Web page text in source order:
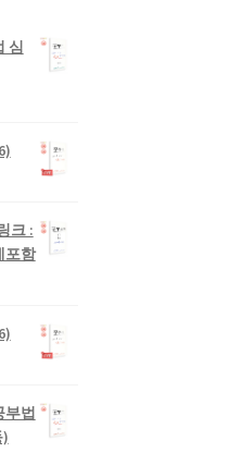
심
크 :
포함
부법